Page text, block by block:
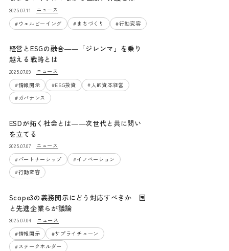
2025.07.11
ニュース
# ウェルビーイング # まちづくり #行動変容
経営とESGの融合――「ジレンマ」を乗り
越える戦略とは
2025.07.09
ニュース
#情報開示 #ESG投資 # 人的資本経営
#ガバナンス
ESDが拓く社会とは――次世代と共に問い
を立てる
2025.07.07
ニュース
#パートナーシップ #イノベーション
#行動変容
Scope3の義務開示にどう対応すべきか 国
と先進企業らが議論
2025.07.04
ニュース
#情報開示 #サプライチェーン
#ステークホルダー